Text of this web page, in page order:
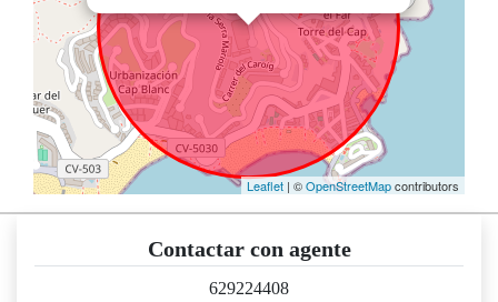
Leaflet | ©OpenStreetMapcontributors
Contactar con agente
629224408